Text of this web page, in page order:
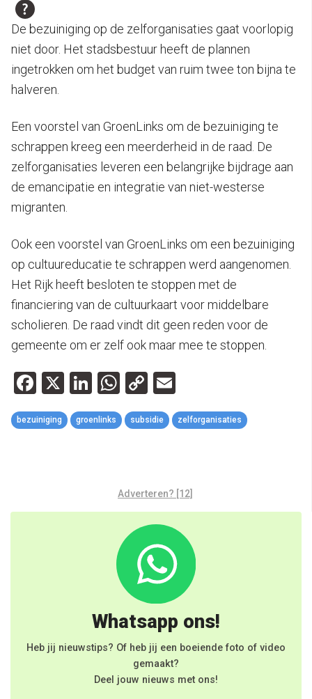
De bezuiniging op de zelforganisaties gaat voorlopig
niet door. Het stadsbestuur heeft de plannen
ingetrokken om het budget van ruim twee ton bijna te
halveren.
Een voorstel van GroenLinks om de bezuiniging te
schrappen kreeg een meerderheid in de raad. De
zelforganisaties leveren een belangrijke bijdrage aan
de emancipatie en integratie van niet-westerse
migranten.
Ook een voorstel van GroenLinks om een bezuiniging
op cultuureducatie te schrappen werd aangenomen.
Het Rijk heeft besloten te stoppen met de
financiering van de cultuurkaart voor middelbare
scholieren. De raad vindt dit geen reden voor de
gemeente om er zelf ook maar mee te stoppen.
Facebook
X LinkedIn
WhatsApp
Copy
Link
bezuiniging groenlinks subsidie zelforganisaties
Adverteren? [12]
Whatsapp ons!
Heb jij nieuwstips? Of heb jij een boeiende foto of video
gemaakt?
Deel jouw nieuws met ons!